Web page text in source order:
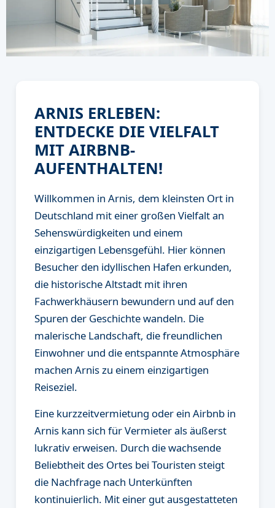
ARNIS ERLEBEN:
ENTDECKE DIE VIELFALT
MIT AIRBNB-
AUFENTHALTEN!
Willkommen in Arnis, dem kleinsten Ort in
Deutschland mit einer großen Vielfalt an
Sehenswürdigkeiten und einem
einzigartigen Lebensgefühl. Hier können
Besucher den idyllischen Hafen erkunden,
die historische Altstadt mit ihren
Fachwerkhäusern bewundern und auf den
Spuren der Geschichte wandeln. Die
malerische Landschaft, die freundlichen
Einwohner und die entspannte Atmosphäre
machen Arnis zu einem einzigartigen
Reiseziel.
Eine kurzzeitvermietung oder ein Airbnb in
Arnis kann sich für Vermieter als äußerst
lukrativ erweisen. Durch die wachsende
Beliebtheit des Ortes bei Touristen steigt
die Nachfrage nach Unterkünften
kontinuierlich. Mit einer gut ausgestatteten